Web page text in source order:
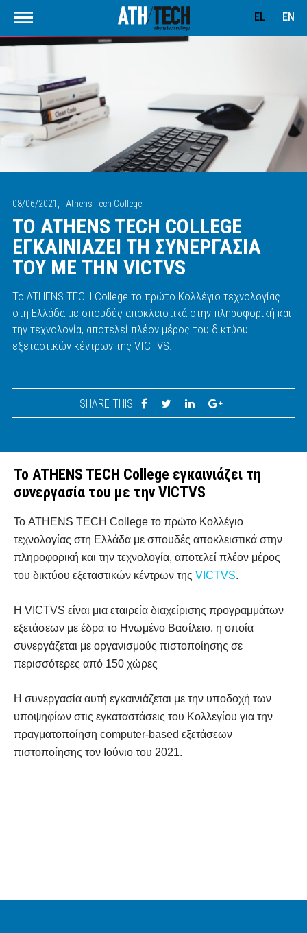
EL EN
08/06/2021, Athens Tech College
ΤΟ ATHENS TECH COLLEGE
ΕΓΚΑΙΝΙΑΖΕΙ ΤΗ ΣΥΝΕΡΓΑΣΙΑ
ΤΟΥ ΜΕ ΤΗΝ VICTVS
Το ATHENS TECH College το πρώτο Κολλέγιο τεχνολογίας
στη Ελλάδα με σπουδές αποκλειστικά στην πληροφορική και
την τεχνολογία, αποτελεί πλέον μέρος του δικτύου
εξεταστικών κέντρων της VICTVS.
SHARE THIS
Το ATHENS TECH College εγκαινιάζει τη
συνεργασία του με την VICTVS
Το ATHENS TECH College το πρώτο Κολλέγιο
τεχνολογίας στη Ελλάδα με σπουδές αποκλειστικά στην
πληροφορική και την τεχνολογία, αποτελεί πλέον μέρος
του δικτύου εξεταστικών κέντρων της VICTVS.
Η VICTVS είναι μια εταιρεία διαχείρισης προγραμμάτων
εξετάσεων με έδρα το Ηνωμένο Βασίλειο, η οποία
συνεργάζεται με οργανισμούς πιστοποίησης σε
περισσότερες από 150 χώρες
Η συνεργασία αυτή εγκαινιάζεται με την υποδοχή των
υποψηφίων στις εγκαταστάσεις του Κολλεγίου για την
πραγματοποίηση computer-based εξετάσεων
πιστοποίησης τον Ιούνιο του 2021.